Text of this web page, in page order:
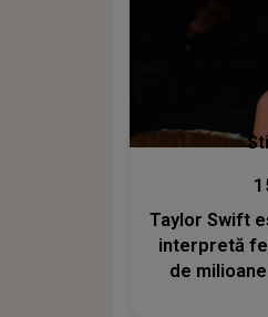
Taylor Swift
interpretă
de